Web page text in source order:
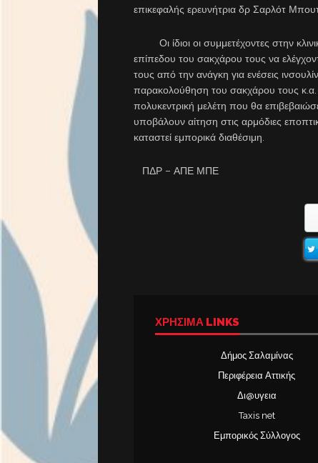
επικεφαλής ερευνήτρια δρ Σαρλότ
Οι ίδιοι οι συμμετέχοντες στην
επίπεδου του σακχάρου τους να
τους από την ανάγκη για ενέσεις
παρακολούθηση του σακχάρου τους κ.α.
πολυκεντρική μελέτη που θα
υποβάλουν αίτηση στις αρμόδιες
καταστεί εμπορικά διαθέσιμη.
ΠΔΡ – ΑΠΕ ΜΠΕ
ΧΡΉΣΙΜΑ LINKS
Δήμος Σαλαμίνας
Περιφέρεια Αττικής
Δι@υγεια
Taxis net
Εμπορικός Σύλλογος